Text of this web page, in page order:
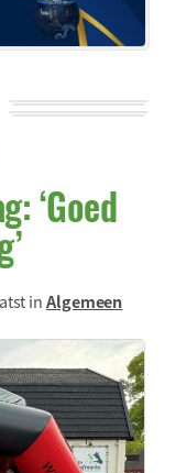
‘Goed
inAlgemeen